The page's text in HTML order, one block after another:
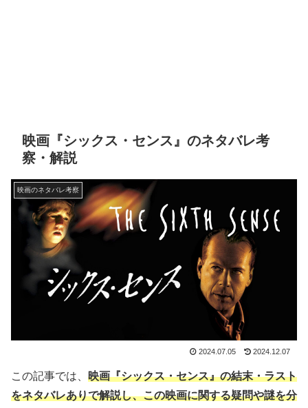
映画『シックス・センス』のネタバレ考
察・解説
映画のネタバレ考察
2024.07.05 2024.12.07
この記事では、 映画『シックス・センス』の結末・ラスト
をネタバレありで解説し、この映画に関する疑問や謎を分